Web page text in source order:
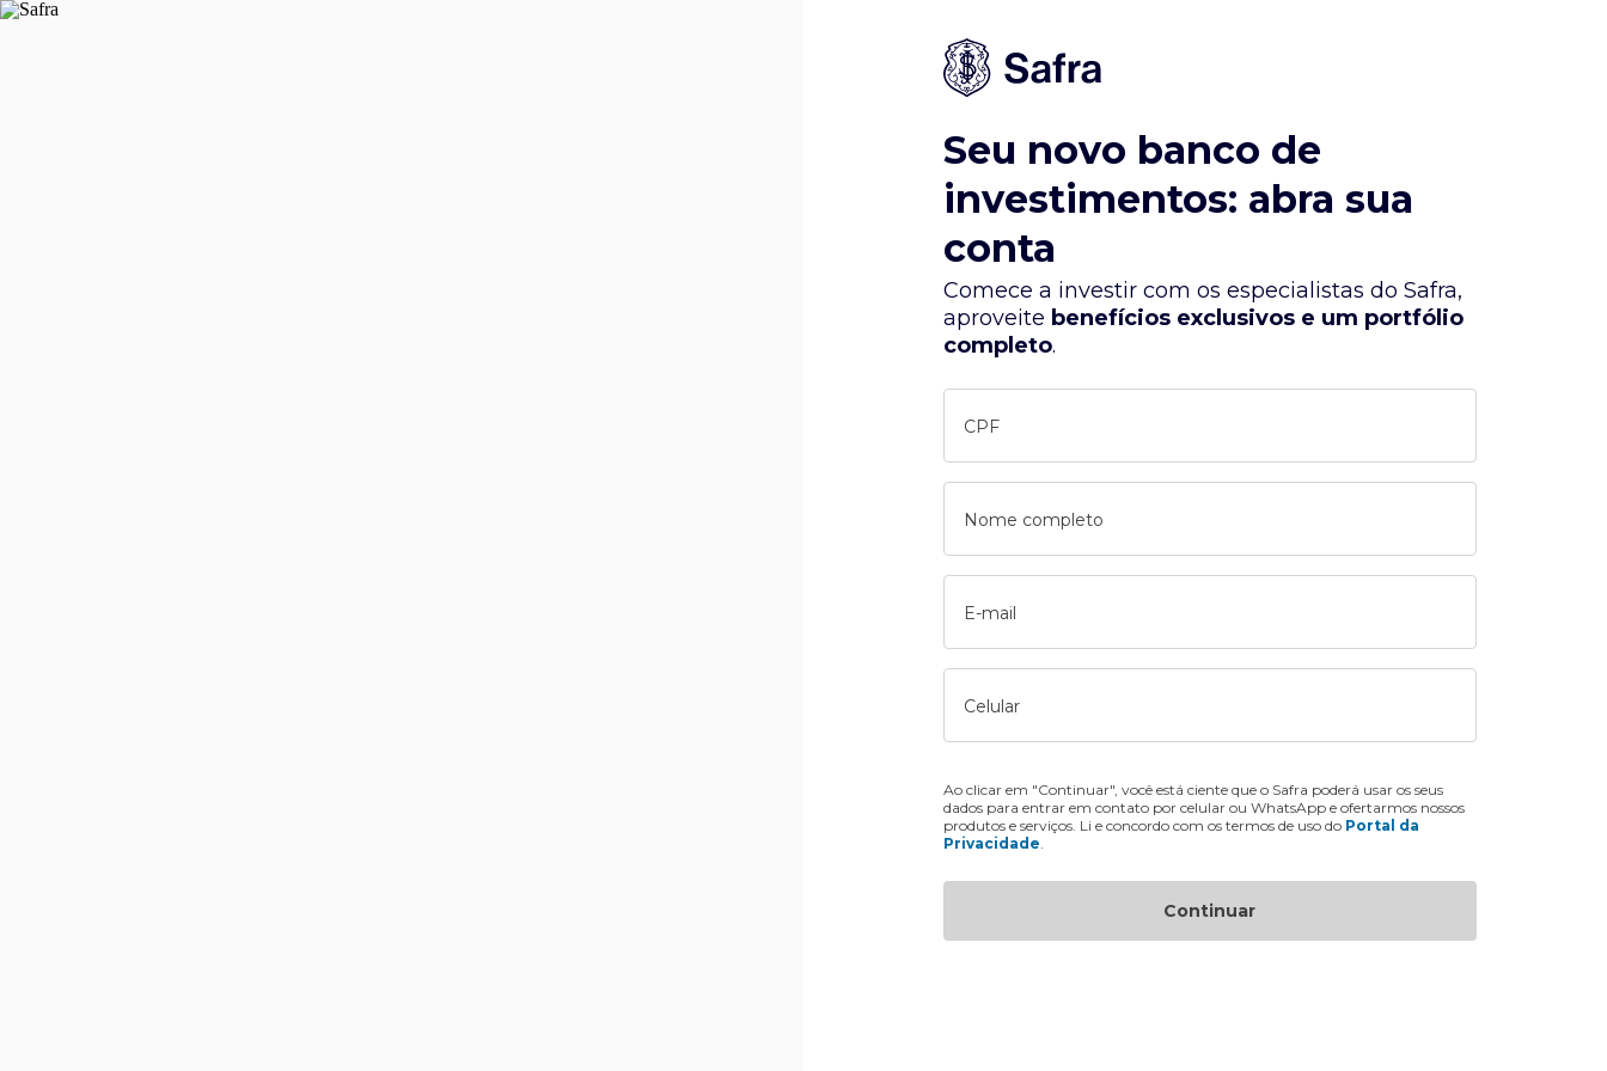
Seu novo banco de
investimentos: abra sua
conta
Comece a investir com os especialistas do Safra,
aproveite benefícios exclusivos e um portfólio
completo.
CPF
Nome completo
E-mail
Celular
Ao clicar em "Continuar", você está ciente que o Safra poderá usar os seus
dados para entrar em contato por celular ou WhatsApp e ofertarmos nossos
produtos e serviços. Li e concordo com os termos de uso do Portal da
Privacidade
Continuar